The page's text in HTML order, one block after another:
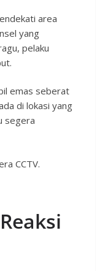
area
yang
pelaku
emas seberat
di lokasi yang
segera
CCTV.